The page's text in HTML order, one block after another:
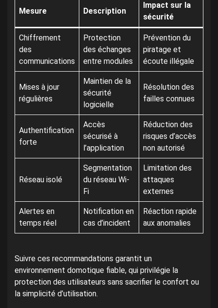
Mesure Description
Impact sur la
sécurité
Chiffrement
des
communications
Protection
des échanges
entre modules
Prévention du
piratage et
écoute illégale
Mises à jour
régulières
Maintien de la
sécurité
logicielle
Résolution des
failles connues
Authentification
forte
Accès
sécurisé à
l’application
Réduction des
risques d’accès
non autorisé
Réseau isolé
Segmentation
du réseau Wi-
Fi
Limitation des
attaques
externes
Alertes en
temps réel
Notification en
cas d’incident
Réaction rapide
aux anomalies
Suivre ces recommandations garantit un
environnement domotique fiable, qui privilégie la
protection des utilisateurs sans sacrifier le confort ou
la simplicité d’utilisation.